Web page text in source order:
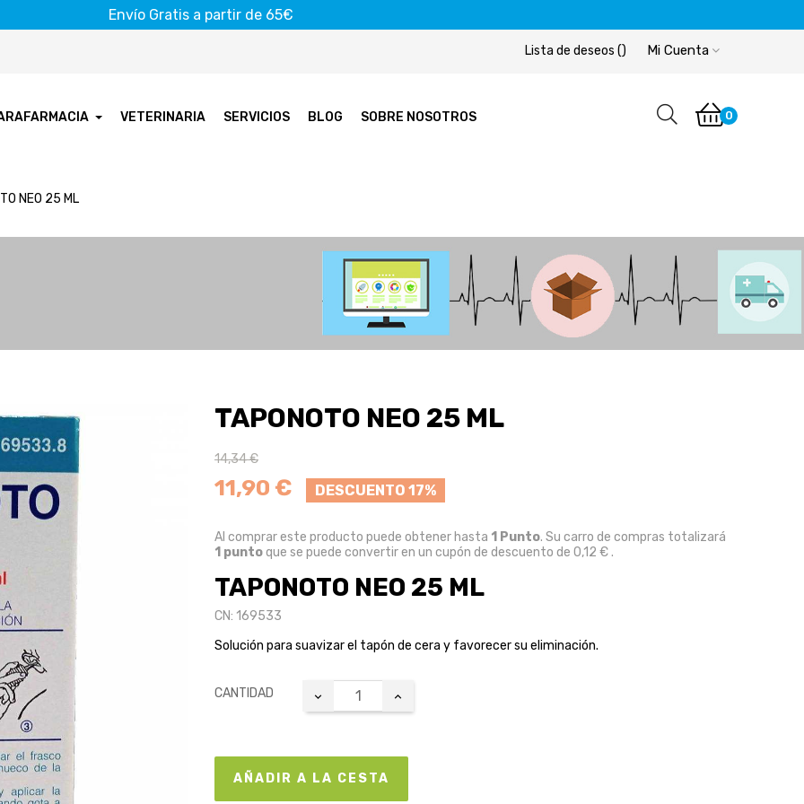
Envío Gratis a partir de 65€
Mi Cuenta
Lista de deseos ()
VETERINARIA SERVICIOS BLOG SOBRE NOSOTROS 0
NEO 25 ML
TAPONOTO NEO 25 ML
14,34 €
11,90 € DESCUENTO 17%
Al comprar este producto puede obtener hasta 1 Punto. Su carro de compras totalizará
1 puntoque se puede convertir en un cupón de descuento de 0,12 €.
TAPONOTO NEO 25 ML
CN: 169533
Solución para suavizar el tapón de cera y favorecer su eliminación.
CANTIDAD
AÑADIR A LA CESTA